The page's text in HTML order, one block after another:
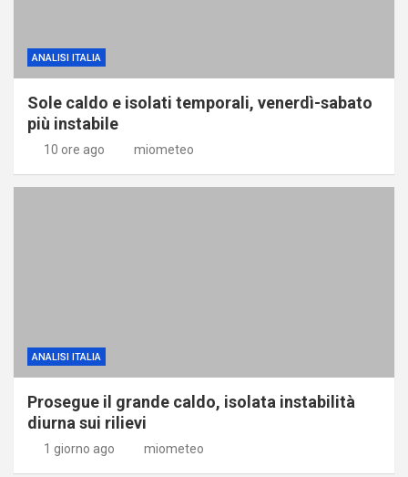
ANALISI ITALIA
Sole caldo e isolati temporali, venerdì-sabato
più instabile
10 ore ago miometeo
ANALISI ITALIA
Prosegue il grande caldo, isolata instabilità
diurna sui rilievi
1 giorno ago miometeo